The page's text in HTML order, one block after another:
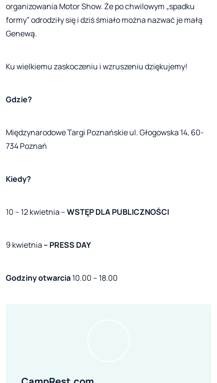
organizowania Motor Show. Że po chwilowym „spadku
formy” odrodziły się i dziś śmiało można nazwać je małą
Genewą.
Ku wielkiemu zaskoczeniu i wzruszeniu dziękujemy!
Gdzie?
Międzynarodowe Targi Poznańskie ul. Głogowska 14, 60-
734 Poznań
Kiedy?
10 – 12 kwietnia –WSTĘP DLA PUBLICZNOŚCI
9 kwietnia – PRESS DAY
Godziny otwarcia10.00 – 18.00